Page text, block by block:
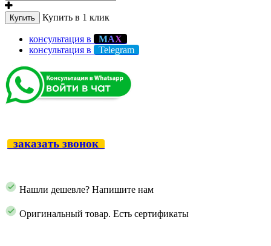
Купить Купить в 1 клик
консультация в МАХ
консультация в Telegram
заказать звонок
Нашли дешевле? Напишите нам
Оригинальный товар. Есть сертификаты